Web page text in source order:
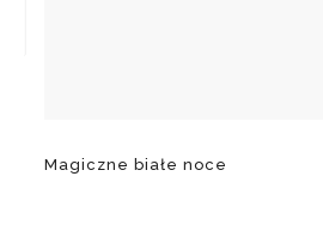
Magiczne białe noce